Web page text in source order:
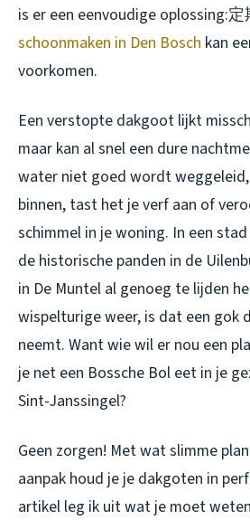
is er een eenvoudige oplossing:定
schoonmaken in Den Bosch kan
voorkomen.
Een verstopte dakgoot lijkt
maar kan al snel een dure
water niet goed wordt
binnen, tast het je verf aan of
schimmel in je woning. In een
de historische panden in de
in De Muntel al genoeg te lijden
wispelturige weer, is dat een gok
neemt. Want wie wil er nou een
je net een Bossche Bol eet in je
Sint-Janssingel?
Geen zorgen! Met wat slimme
aanpak houd je je dakgoten in
artikel leg ik uit wat je moet